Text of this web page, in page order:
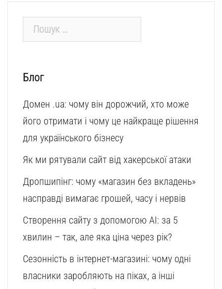
Пошук:
Блог
Домен .ua: чому він дорожчий, хто може
його отримати і чому це найкраще рішення
для українського бізнесу
Як ми рятували сайт від хакерської атаки
Дропшипінг: чому «магазин без вкладень»
насправді вимагає грошей, часу і нервів
Створення сайту з допомогою AI: за 5
хвилин – так, але яка ціна через рік?
Сезонність в інтернет-магазині: чому одні
власники заробляють на піках, а інші